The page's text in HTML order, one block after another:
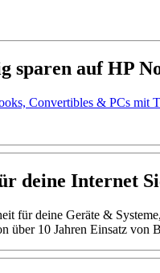
sparen auf HP
Convertibles & PCs
deine Internet
für deine Geräte & Systeme,
über 10 Jahren Einsatz von